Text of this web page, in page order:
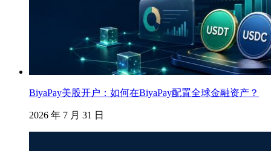
BiyaPay美股开户：如何在BiyaPay配置全球金融资产？
2026 年 7 月 31 日